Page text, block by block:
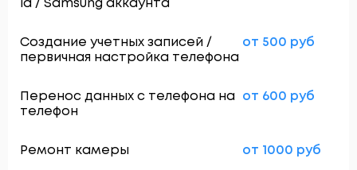
id / Samsung аккаунта
Создание учетных записей /
первичная настройка телефона
от 500 руб
Перенос данных с телефона на
телефон
от 600 руб
Ремонт камеры от 1000 руб